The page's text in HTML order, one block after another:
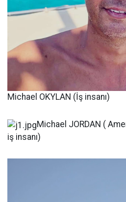
Michael OKYLAN (İş insanı)
Michael JORDAN (
iş insanı)